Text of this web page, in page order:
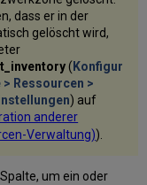
dass er in der
gelöscht wird,
( Konfigur
Ressourcen >
) auf
anderer
Verwaltung)).
um ein oder